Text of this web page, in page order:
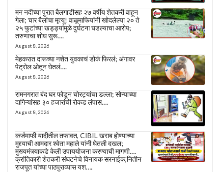
मन नदीच्या पुरात बैलगाडीसह २७ वर्षीय शेतकरी वाहून
गेला; चार बैलांचा मृत्यू! वाळूमाफियांनी खोदलेल्या २० ते
२५ फुटांच्या खड्ड्यांमुळे दुर्घटना घडल्याचा आरोप;
तरुणाचा शोध सुरू….
August 8, 2026
मेहकरात दारूच्या नशेत युवकाचं डोकं फिरलं; अंगावर
पेट्रोल ओतून घेतलं….
August 8, 2026
रामनगरात बंद घर फोडून चोरट्यांचा डल्ला; सोन्याच्या
दागिन्यांसह ३० हजारांची रोकड लंपास….
August 8, 2026
कर्जमाफी यादीतील तफावत, CIBIL खराब होण्याच्या
मुद्द्याची आमदार श्वेता महाले यांनी घेतली दखल;
मुख्यमंत्र्याकडे केली उपाययोजना करण्याची मागणी….
क्रांतिकारी शेतकरी संघटनेचे विनायक सरनाईक,नितीन
राजपूत यांच्या पाठपुराव्यास यश….